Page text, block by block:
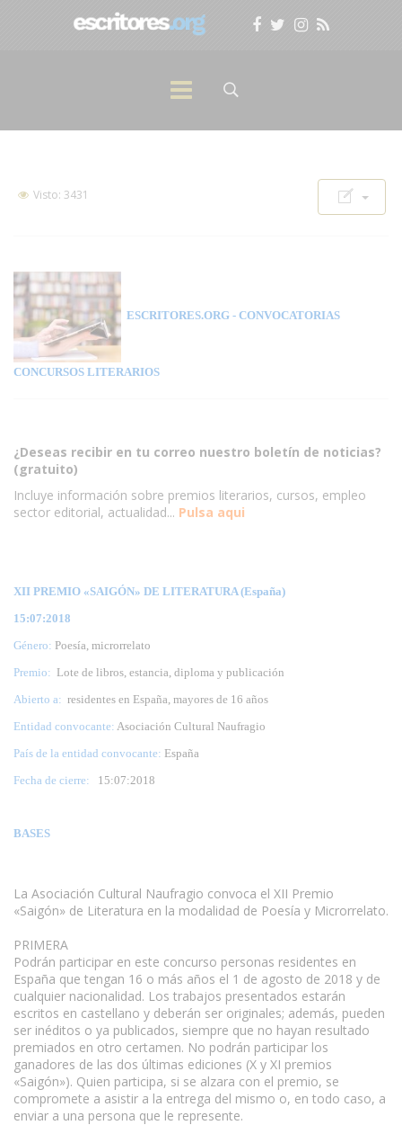
Visto: 3431
ESCRITORES.ORG - CONVOCATORIAS
CONCURSOS LITERARIOS
¿Deseas recibir en tu correo nuestro boletín de noticias?
(gratuito)
Incluye información sobre premios literarios, cursos, empleo
sector editorial, actualidad... Pulsa aqui
XII PREMIO «SAIGÓN» DE LITERATURA (España)
15:07:2018
Género: Poesía, microrrelato
Premio: Lote de libros, estancia, diploma y publicación
Abierto a: residentes en España, mayores de 16 años
Entidad convocante: Asociación Cultural Naufragio
País de la entidad convocante: España
Fecha de cierre: 15:07:2018
BASES
La Asociación Cultural Naufragio convoca el XII Premio
«Saigón» de Literatura en la modalidad de Poesía y Microrrelato.
PRIMERA
Podrán participar en este concurso personas residentes en
España que tengan 16 o más años el 1 de agosto de 2018 y de
cualquier nacionalidad. Los trabajos presentados estarán
escritos en castellano y deberán ser originales; además, pueden
ser inéditos o ya publicados, siempre que no hayan resultado
premiados en otro certamen. No podrán participar los
ganadores de las dos últimas ediciones (X y XI premios
«Saigón»). Quien participa, si se alzara con el premio, se
compromete a asistir a la entrega del mismo o, en todo caso, a
enviar a una persona que le represente.